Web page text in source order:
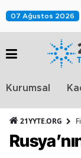
07 Ağustos 2026
Kurumsal
21YYTE.ORG